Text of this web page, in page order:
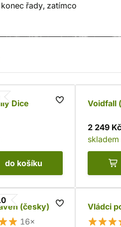
řady, zatímco
Dice
do košíku
Voidfall
2 249 Kč
skladem
(česky)
16×
Vládci